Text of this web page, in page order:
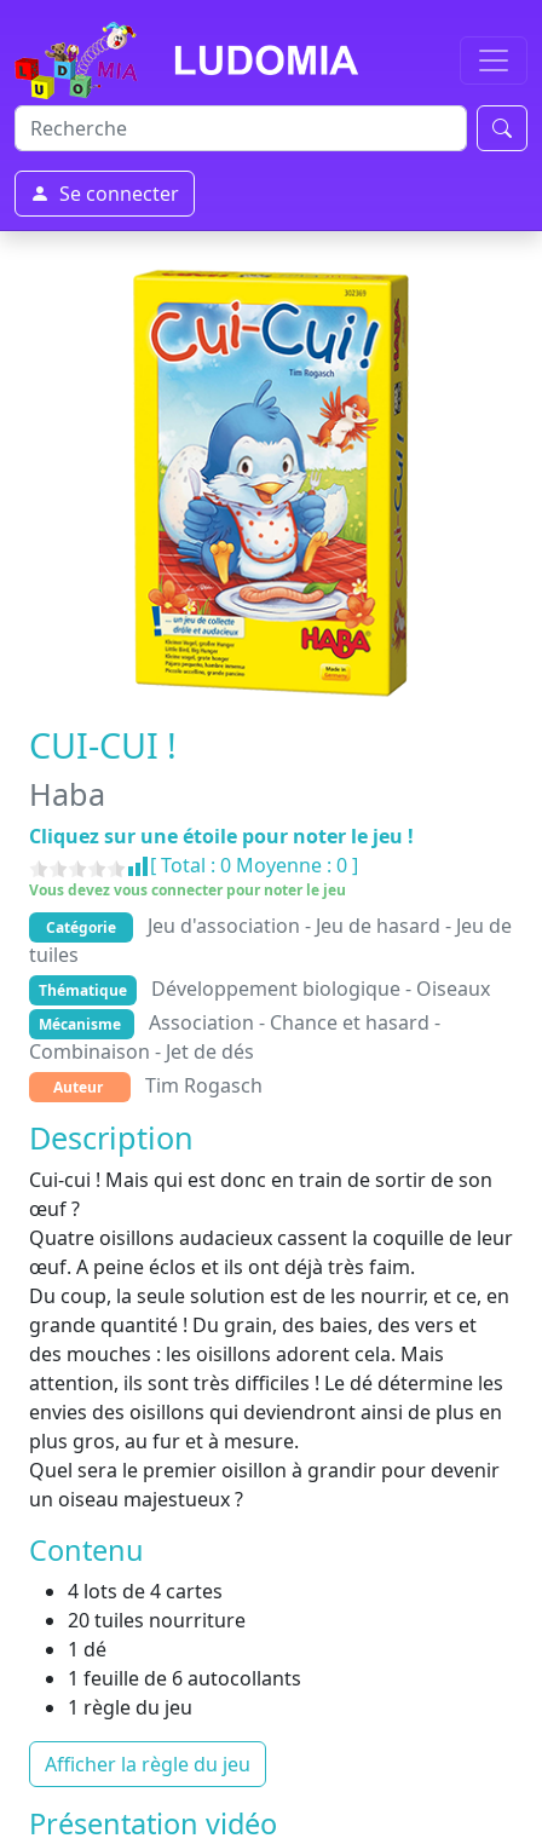
Se connecter
CUI-CUI !
Haba
Cliquez sur une étoile pour noter le jeu !
[ Total : 0 Moyenne : 0]
Vous devez vous connecter pour noter le jeu
Catégorie
Jeu d'association - Jeu de hasard - Jeu de
tuiles
Thématique Développement biologique - Oiseaux
Mécanisme
Association - Chance et hasard -
Combinaison - Jet de dés
Auteur Tim Rogasch
Description
Cui-cui ! Mais qui est donc en train de sortir de son
œuf ?
Quatre oisillons audacieux cassent la coquille de leur
œuf. A peine éclos et ils ont déjà très faim.
Du coup, la seule solution est de les nourrir, et ce, en
grande quantité ! Du grain, des baies, des vers et
des mouches : les oisillons adorent cela. Mais
attention, ils sont très difficiles ! Le dé détermine les
envies des oisillons qui deviendront ainsi de plus en
plus gros, au fur et à mesure.
Quel sera le premier oisillon à grandir pour devenir
un oiseau majestueux ?
Contenu
4 lots de 4 cartes
20 tuiles nourriture
1 dé
1 feuille de 6 autocollants
1 règle du jeu
Afficher la règle du jeu
Présentation vidéo